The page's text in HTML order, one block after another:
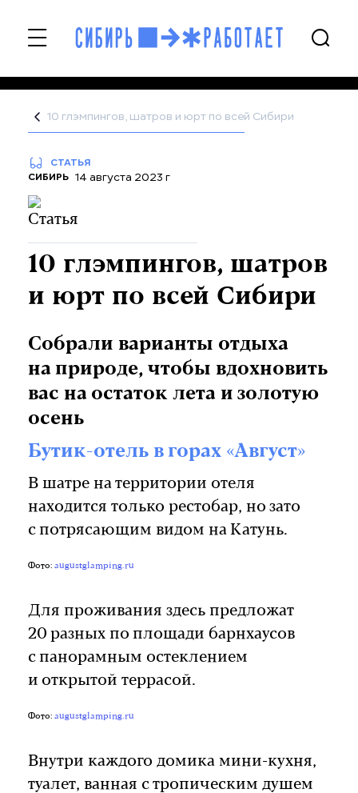
10 глэмпингов, шатров и юрт по всей Сибири
СТАТЬЯ
СИБИРЬ 14 августа 2023 г
10 глэмпингов, шатров
и юрт по всей Сибири
Собрали варианты отдыха
на природе, чтобы вдохновить
вас на остаток лета и золотую
осень
Бутик-отель в горах «Август»
В шатре на территории отеля
находится только рестобар, но зато
с потрясающим видом на Катунь.
Фото: augustglamping.ru
Для проживания здесь предложат
20 разных по площади барнхаусов
с панорамным остеклением
и открытой террасой.
Фото: augustglamping.ru
Внутри каждого домика мини-кухня,
туалет, ванная с тропическим душем